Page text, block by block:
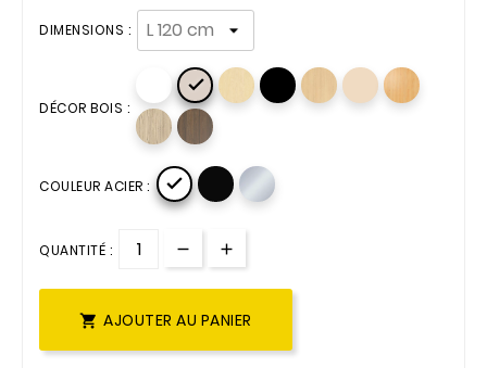
DIMENSIONS :
DÉCOR BOIS :

COULEUR ACIER : 
QUANTITÉ :
 AJOUTER AU PANIER